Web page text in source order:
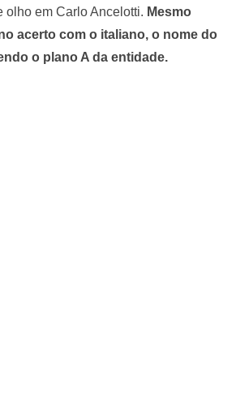
olho em Carlo Ancelotti. Mesmo
acerto com o italiano, o nome do
o plano A da entidade.